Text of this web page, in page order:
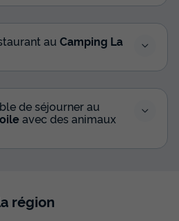
au Camping La
de séjourner au
avec des animaux
région